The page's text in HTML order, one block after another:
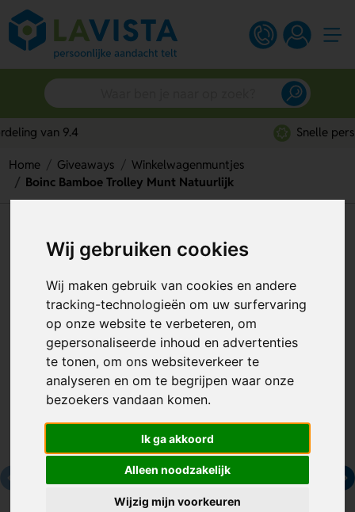
Wij gebruiken cookies
Wij maken gebruik van cookies en andere
tracking-technologieën om uw surfervaring
op onze website te verbeteren, om
gepersonaliseerde inhoud en advertenties
te tonen, om ons websiteverkeer te
analyseren en om te begrijpen waar onze
bezoekers vandaan komen.
Ik ga akkoord
Alleen noodzakelijk
Wijzig mijn voorkeuren
Home Giveaways
Winkelwagenmuntjes
Boinc Bamboe Trolley Munt Natuurlijk
Boinc Bamboe Trolley Munt
Natuurlijk
Artikelnummer: 291592